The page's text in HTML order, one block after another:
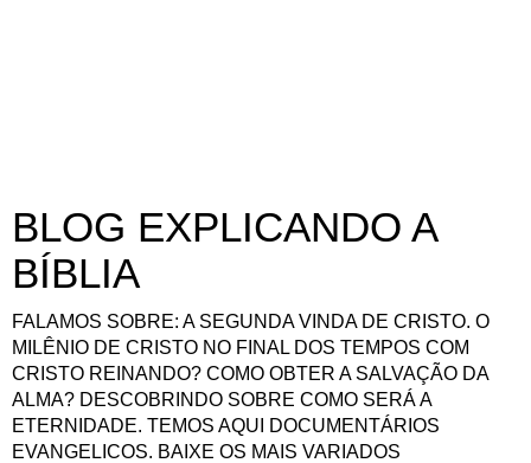
BLOG EXPLICANDO A
BÍBLIA
FALAMOS SOBRE: A SEGUNDA VINDA DE CRISTO. O
MILÊNIO DE CRISTO NO FINAL DOS TEMPOS COM
CRISTO REINANDO? COMO OBTER A SALVAÇÃO DA
ALMA? DESCOBRINDO SOBRE COMO SERÁ A
ETERNIDADE. TEMOS AQUI DOCUMENTÁRIOS
EVANGELICOS. BAIXE OS MAIS VARIADOS